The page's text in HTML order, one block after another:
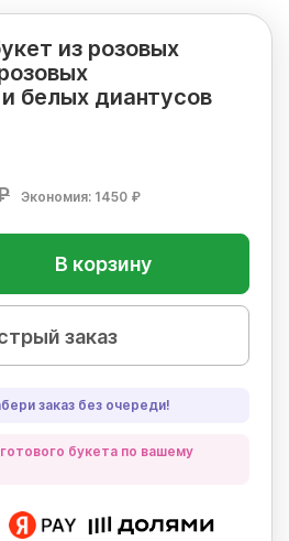
из розовых
белых диантусов
Экономия: 1450 ₽
В корзину
заказ
заказ без очереди!
букета по вашему